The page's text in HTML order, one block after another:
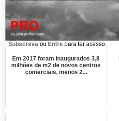
Subscreva ou Entre para ter acesso.
Em 2017 foram inaugurados 3,8
milhões de m2 de novos centros
comerciais, menos 2...